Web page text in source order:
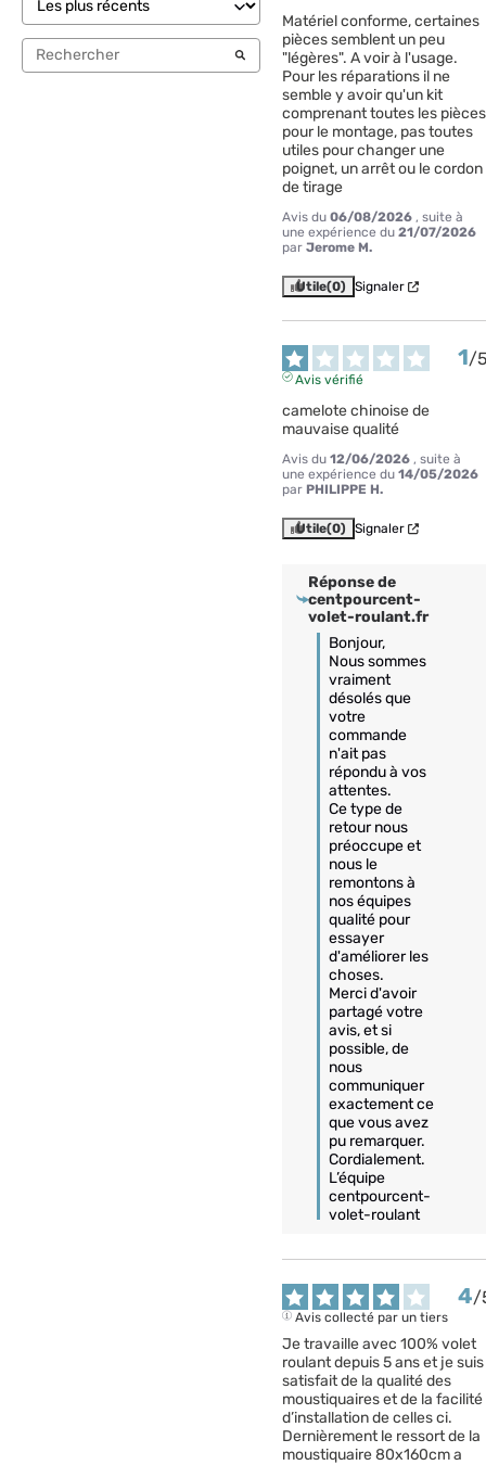
Matériel conforme, certaines
pièces semblent un peu
"légères". A voir à l'usage.
Pour les réparations il ne
semble y avoir qu'un kit
comprenant toutes les pièces
pour le montage, pas toutes
utiles pour changer une
poignet, un arrêt ou le cordon
de tirage
Avis du 06/08/2026 , suite à
une expérience du 21/07/2026
par Jerome M.
Utile(0) Signaler
1/
Avis vérifié
camelote chinoise de
mauvaise qualité
Avis du 12/06/2026 , suite à
une expérience du 14/05/2026
par PHILIPPE H.
Utile(0) Signaler
Réponse de
centpourcent-
volet-roulant.fr
Bonjour,
Nous sommes
vraiment
désolés que
votre
commande
n'ait pas
répondu à vos
attentes.
Ce type de
retour nous
préoccupe et
nous le
remontons à
nos équipes
qualité pour
essayer
d'améliorer les
choses.
Merci d'avoir
partagé votre
avis, et si
possible, de
nous
communiquer
exactement ce
que vous avez
pu remarquer.
Cordialement.
L’équipe
centpourcent-
volet-roulant
4/
Avis collecté par un tiers
Je travaille avec 100% volet
roulant depuis 5 ans et je suis
satisfait de la qualité des
moustiquaires et de la facilité
d’installation de celles ci.
Dernièrement le ressort de la
moustiquaire 80x160cm a